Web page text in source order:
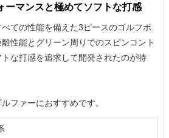
ーマンスと極めてソフトな打感
ての性能を備えた3ピースのゴルフボ
性能とグリーン周りでのスピンコント
な打感を追求して開発されたのが特
ファーにおすすめです。